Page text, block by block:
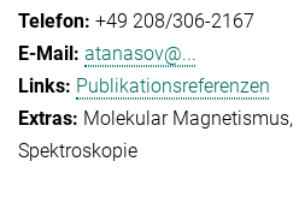
+49 208/306-2167
atanasov@...
Publikationsreferenzen
Molekular Magnetismus
Spektroskopie